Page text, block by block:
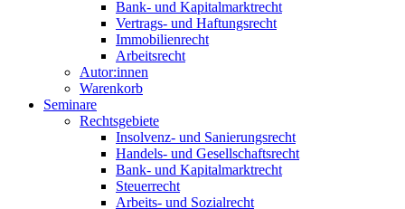
Bank- und Kapitalmarktrecht
Vertrags- und Haftungsrecht
Immobilienrecht
Arbeitsrecht
Autor:innen
Warenkorb
Seminare
Rechtsgebiete
Insolvenz- und Sanierungsrecht
Handels- und Gesellschaftsrecht
Bank- und Kapitalmarktrecht
Steuerrecht
Arbeits- und Sozialrecht